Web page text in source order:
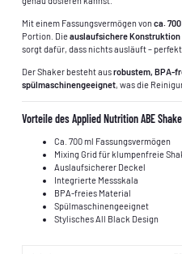
Mit einem Fassungsvermögen vonca.
Portion. Dieauslaufsichere
sorgt dafür, dass nichts ausläuft –
Der Shaker besteht ausrobustem, BPA-
spülmaschinengeeignet, was die
Vorteile des Applied Nutrition ABE
Ca. 700 ml Fassungsvermögen
Mixing Grid für klumpenfreie
Auslaufsicherer Deckel
Integrierte Messskala
BPA-freies Material
Spülmaschinengeeignet
Stylisches All Black Design